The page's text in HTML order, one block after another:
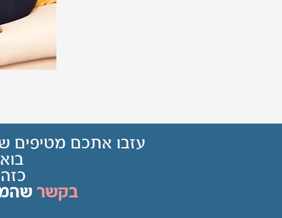
עזבו אתכם מטיפים
כזה
בקשר